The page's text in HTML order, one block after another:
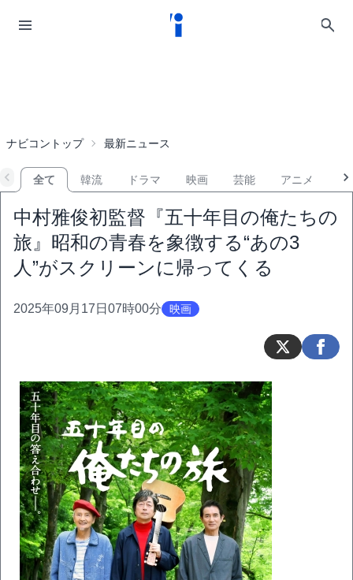
ナビコントップ 最新ニュース
全て 韓流 ドラマ 映画 芸能 アニメ
中村雅俊初監督『五十年目の俺たちの
旅』昭和の青春を象徴する“あの3
人”がスクリーンに帰ってくる
2025年09月17日07時00分 映画